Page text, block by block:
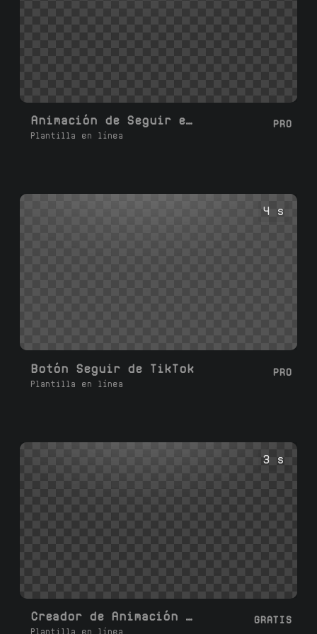
Animación de Seguir en TikTok
Plantilla en línea
PRO
4 s
Botón Seguir de TikTok
Plantilla en línea
PRO
3 s
Creador de Animación de Papel Desplegable
Plantilla en línea
GRATIS